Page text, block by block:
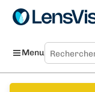
Menu